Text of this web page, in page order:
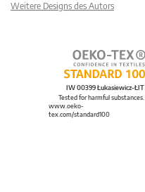
Weitere Designs des Autors
IW 00399 Łukasiewicz-ŁIT
Tested for harmful substances.
www.oeko-
tex.com/standard100